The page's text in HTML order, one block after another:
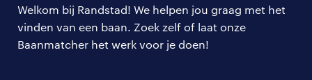
mijn carrière
over randstad
Welkom bij Randstad! We helpen jou graag met het
vinden van een baan. Zoek zelf of laat onze
Baanmatcher het werk voor je doen!